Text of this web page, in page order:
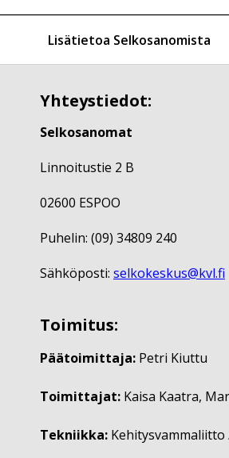
Lisätietoa Selkosanomista
Yhteystiedot:
Selkosanomat
Linnoitustie 2 B
02600 ESPOO
Puhelin: (09) 34809 240
Sähköposti: selkokeskus@kvl.fi
Toimitus:
Päätoimittaja: Petri Kiuttu
Toimittajat: Kaisa Kaatra,
Tekniikka: